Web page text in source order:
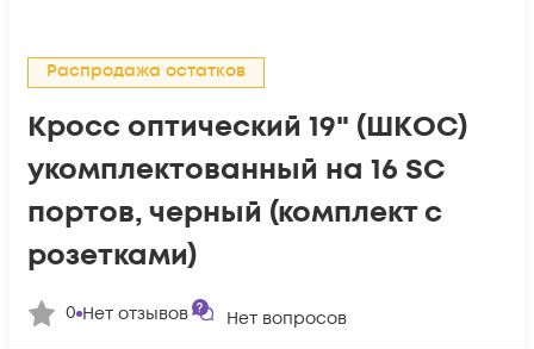
Распродажа остатков
Кросс оптический 19" (ШКОС)
укомплектованный на 16 SC
портов, черный (комплект с
розетками)
0 Нет отзывов Нет вопросов